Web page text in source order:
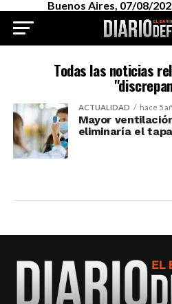
Buenos Aires, 07/08/
Todas las noticias
ACTUALIDAD hace 5
Mayor
eliminaría el